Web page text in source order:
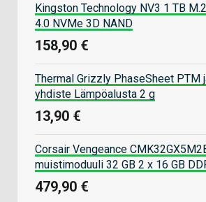
Kingston Technology NV3 1 TB
4.0 NVMe 3D NAND
158,90 €
Thermal Grizzly PhaseSheet PTM
yhdiste Lämpöalusta 2 g
13,90 €
Corsair Vengeance
muistimoduuli 32 GB 2 x 16 GB
479,90 €